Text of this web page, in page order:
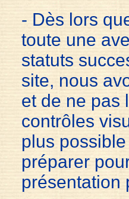
- Dès lors
toute une
statuts
site, nous
et de ne pas
contrôles
plus
préparer
présentation